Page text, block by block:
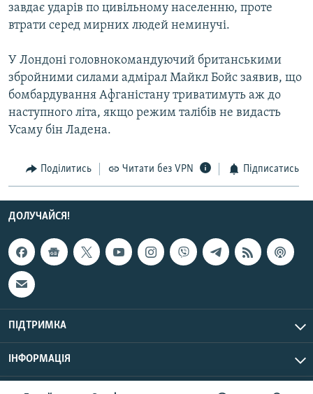
ДОЛУЧАЙСЯ!
Усі сайти RFE/RL
завдає ударів по цивільному населенню, проте
втрати серед мирних людей неминучі.
У Лондоні головнокомандуючий британськими
збройними силами адмірал Майкл Бойс заявив, що
бомбардування Афганістану триватимуть аж до
наступного літа, якщо режим талібів не видасть
Усаму бін Ладена.
Поділитись Читати без VPN Підписатись
ДОЛУЧАЙСЯ!
ПІДТРИМКА
ІНФОРМАЦІЯ